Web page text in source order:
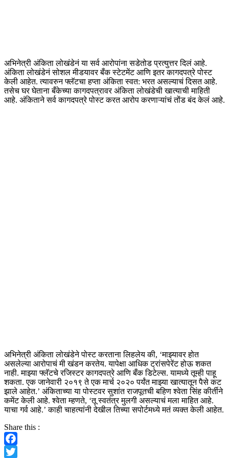
अभिनेत्री अंकिता लोखंडेनं या सर्व आरोपांना सडेतोड प्रत्युत्तर दिलं आहे.
अंकिता लोखंडेनं सोशल मीडयावर बँक स्टेटमेंट आणि इतर कागदपत्रे पोस्ट
केली आहेत. त्यावरुन फ्लॅटचा हप्ता अंकिता स्वत: भरत असल्याचं दिसत आहे.
तसेच घर घेताना बँकेच्या कागदपत्रावर अंकिता लोखंडेची खात्याची माहिती
आहे. अंकिताने सर्व कागदपत्रे पोस्ट करत आरोप करणाऱ्यांचं तोंड बंद केलं आहे.
अभिनेत्री अंकिता लोखंडेने पोस्ट करताना लिहलेय की, ‘माझ्यावर होत
असलेल्या आरोपाचं मी खंडन करतेय. यापेक्षा आधिक ट्रांसपेरेंट होऊ शकत
नाही. माझ्या फ्लॅटचे रजिस्टर कागदपत्रे आणि बँक डिटेल्स. यामध्ये तूम्ही पाहू
शकता. एक जानेवारी २०१९ ते एक मार्च २०२० पर्यंत माझ्या खात्यातून पैसे कट
झाले आहेत.’ अंकिताच्या या पोस्टवर सुशांत राजपूतची बहिण श्वेता सिंह कीर्तीने
कमेंट केली आहे. श्वेता म्हणते, ‘तू स्वतंत्र मुलगी असल्याचं मला माहित आहे.
याचा गर्व आहे.’ काही चाहत्यांनी देखील तिच्या सपोर्टमध्ये मतं व्यक्त केली आहेत.
Share this :
Facebook